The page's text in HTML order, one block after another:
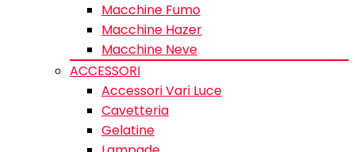
Macchine Fumo
Macchine Hazer
Macchine Neve
ACCESSORI
Accessori Vari Luce
Cavetteria
Gelatine